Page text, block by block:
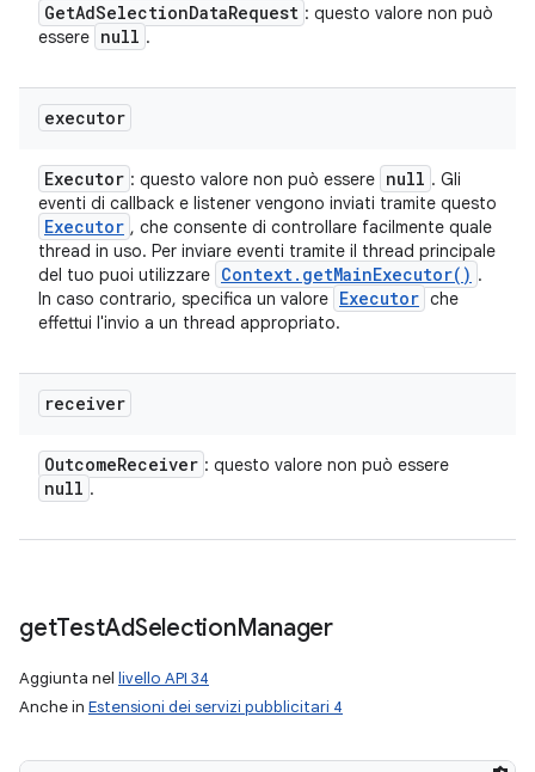
GetAdSelectionDataRequest : questo valore non può
essere null .
executor
Executor : questo valore non può essere null . Gli
eventi di callback e listener vengono inviati tramite questo
Executor , che consente di controllare facilmente quale
thread in uso. Per inviare eventi tramite il thread principale
del tuo puoi utilizzare Context. getMainExecutor( ) .
In caso contrario, specifica un valore Executor che
effettui l'invio a un thread appropriato.
receiver
OutcomeReceiver : questo valore non può essere
null .
getTestAdSelectionManager
Aggiunta nel livello API 34
Anche in Estensioni dei servizi pubblicitari 4